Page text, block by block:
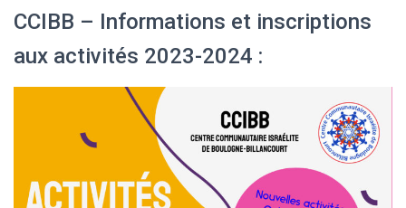
CCIBB – Informations et inscriptions
aux activités 2023-2024 :